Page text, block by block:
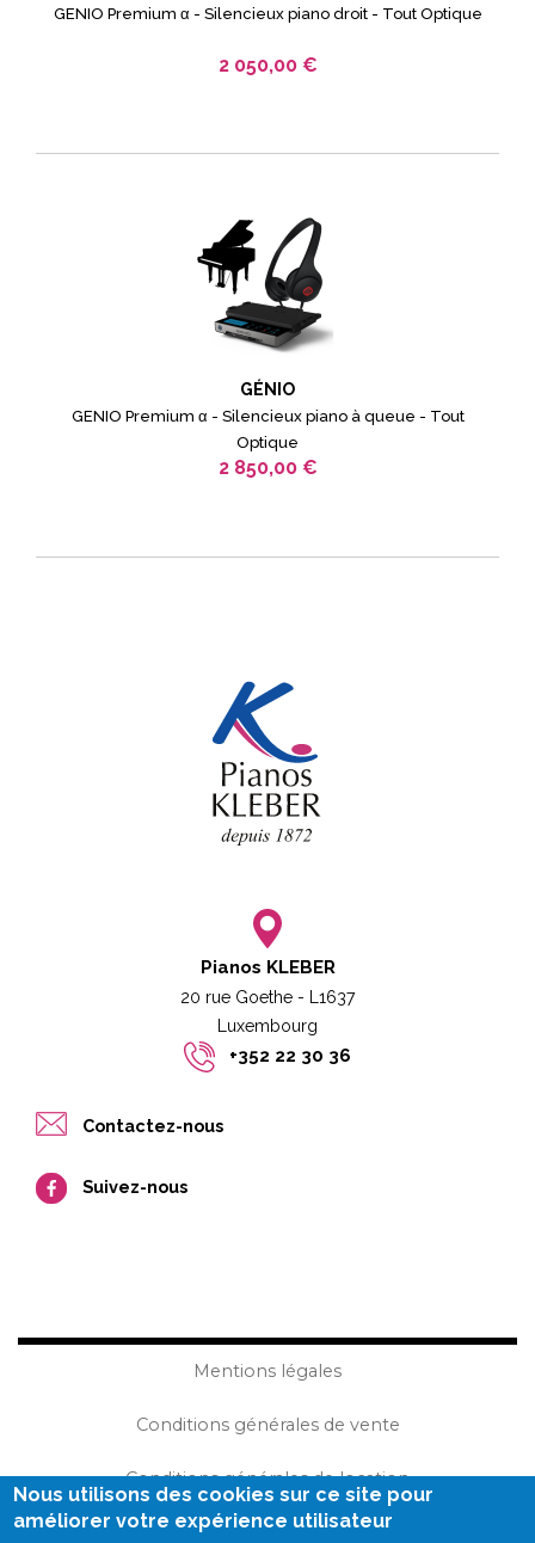
GENIO Premium α - Silencieux piano droit - Tout Optique
2 050,00 €
GÉNIO
GENIO Premium α - Silencieux piano à queue - Tout
Optique
2 850,00 €
Pianos KLEBER
20 rue Goethe - L1637
Luxembourg​​
+352 22 30 36
Contactez-nous
Suivez-nous
Mentions légales
Conditions générales de vente
Conditions générales de location
Plan du site
Nous utilisons des cookies sur ce site pour
améliorer votre expérience utilisateur